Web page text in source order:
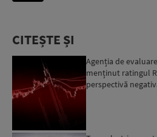
CITEȘTE ȘI
Agenția de
menținut ratingul
perspectivă